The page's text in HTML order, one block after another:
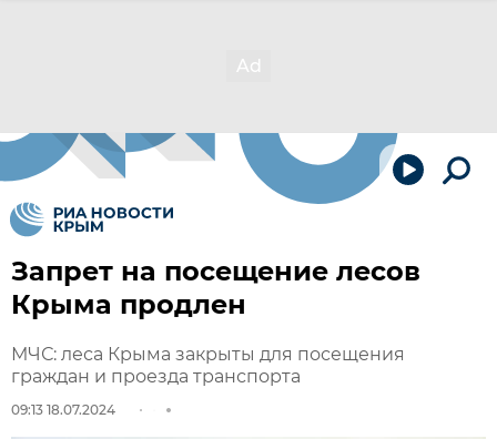
Запрет на посещение лесов
Крыма продлен
МЧС: леса Крыма закрыты для посещения
граждан и проезда транспорта
09:13 18.07.2024